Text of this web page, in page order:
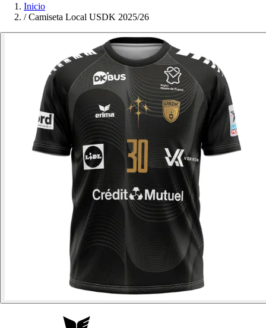
Inicio
/ Camiseta Local USDK 2025/26